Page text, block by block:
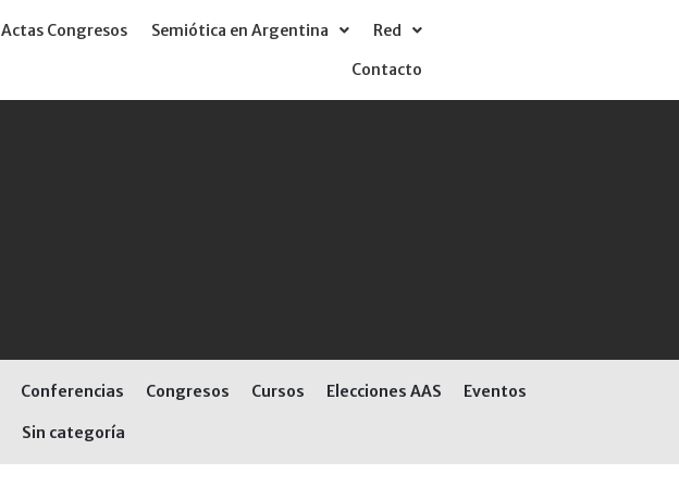
Actas Congresos Semiótica en Argentina
Red
Contacto
Conferencias Congresos Cursos Elecciones AAS Eventos
Sin categoría